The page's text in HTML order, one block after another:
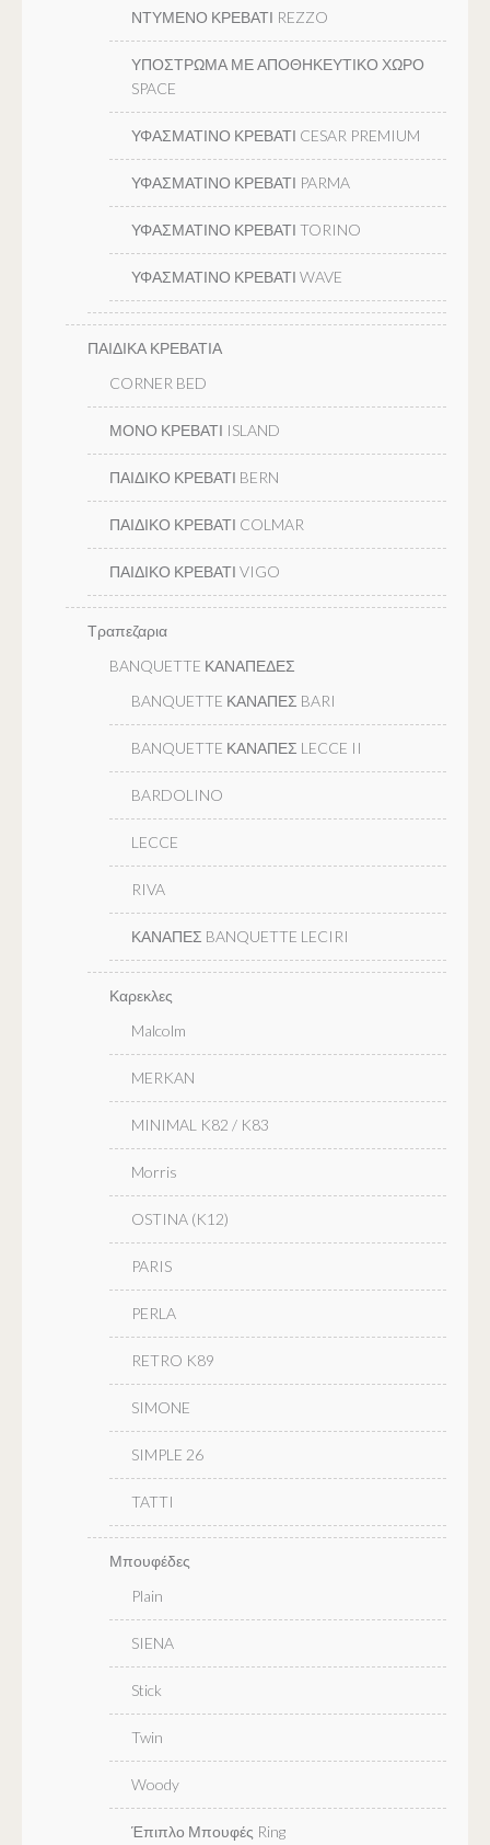
ΝΤΥΜΕΝΟ ΚΡΕΒΑΤΙ REZZO
ΥΠΟΣΤΡΩΜΑ ΜΕ ΑΠΟΘΗΚΕΥΤΙΚΟ ΧΩΡΟ
SPACE
ΥΦΑΣΜΑΤΙΝΟ ΚΡΕΒΑΤΙ CESAR PREMIUM
ΥΦΑΣΜΑΤΙΝΟ ΚΡΕΒΑΤΙ PARMA
ΥΦΑΣΜΑΤΙΝΟ ΚΡΕΒΑΤΙ TORINO
ΥΦΑΣΜΑΤΙΝΟ ΚΡΕΒΑΤΙ WAVE
ΠΑΙΔΙΚΑ ΚΡΕΒΑΤΙΑ
CORNER BED
ΜΟΝΟ ΚΡΕΒΑΤΙ ISLAND
ΠΑΙΔΙΚΟ ΚΡΕΒΑΤΙ BERN
ΠΑΙΔΙΚΟ ΚΡΕΒΑΤΙ COLMAR
ΠΑΙΔΙΚΟ ΚΡΕΒΑΤΙ VIGO
Τραπεζαρια
BANQUETTE ΚΑΝΑΠΕΔΕΣ
BANQUETTE ΚΑΝΑΠΕΣ BARI
BANQUETTE ΚΑΝΑΠΕΣ LECCE II
BARDOLINO
LECCE
RIVA
ΚΑΝΑΠΕΣ BANQUETTE LECIRI
Καρεκλες
Malcolm
MERKAN
MINIMAL K82 / K83
Morris
OSTINA (K12)
PARIS
PERLA
RETRO K89
SIMONE
SIMPLE 26
TATTI
Μπουφέδες
Plain
SIENA
Stick
Twin
Woody
Έπιπλο Μπουφές Ring